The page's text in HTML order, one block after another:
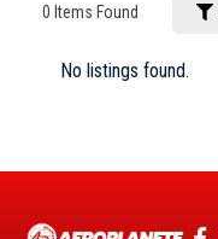
0 Items Found
No listings found.